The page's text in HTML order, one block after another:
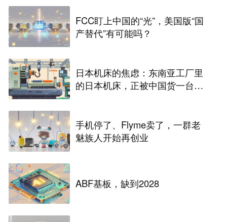
FCC盯上中国的“光”，美国版“国
产替代”有可能吗？
日本机床的焦虑：东南亚工厂里
的日本机床，正被中国货一台台
手机停了、Flyme卖了，一群老
魅族人开始再创业
ABF基板，缺到2028